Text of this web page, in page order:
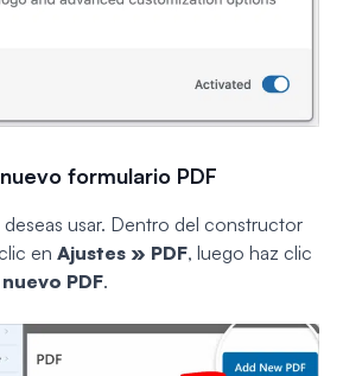
formulario PDF
usar. Dentro del constructor
en Ajustes » PDF, luego haz clic
PDF.